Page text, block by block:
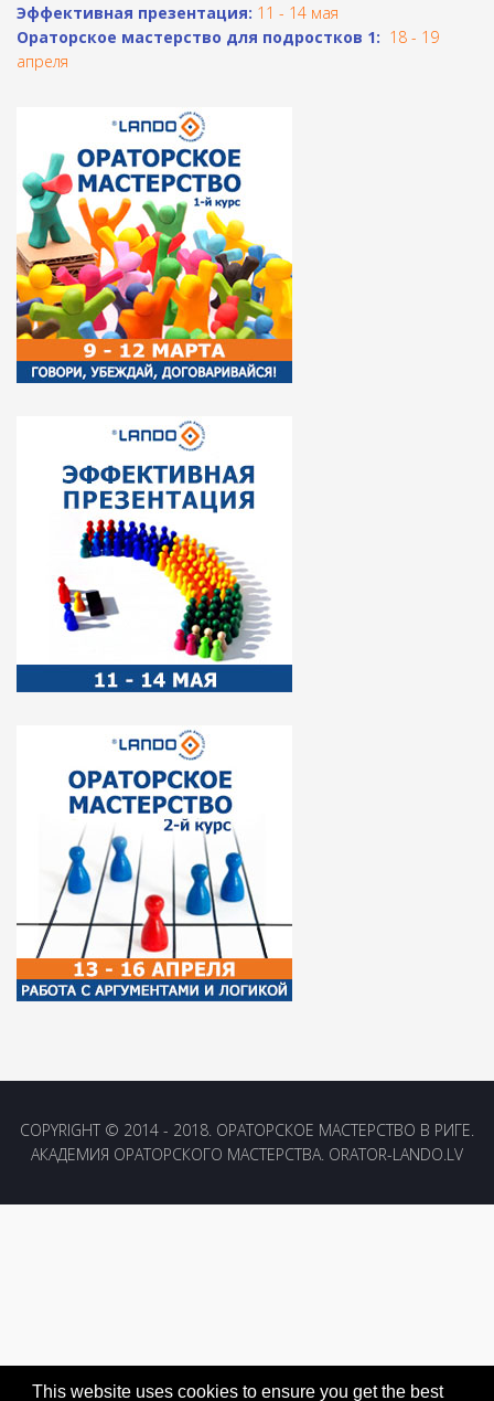
This website uses cookies to ensure you get the best
Эффективная презентация: 11 - 14 мая
Ораторское мастерство для подростков 1: 18 - 19
апреля
COPYRIGHT © 2014 - 2018. ОРАТОРСКОЕ МАСТЕРСТВО В РИГЕ.
АКАДЕМИЯ ОРАТОРСКОГО МАСТЕРСТВА. ORATOR-LANDO.LV